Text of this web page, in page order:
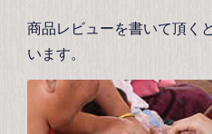
商品レビューを書いて頂く
います。